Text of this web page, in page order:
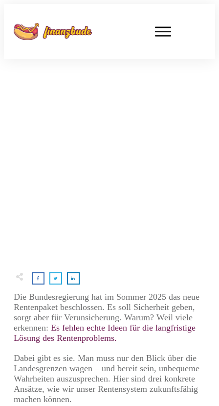
Die Bundesregierung hat im Sommer 2025 das neue
Rentenpaket beschlossen. Es soll Sicherheit geben,
sorgt aber für Verunsicherung. Warum? Weil viele
erkennen: Es fehlen echte Ideen für die langfristige
Lösung des Rentenproblems.
Dabei gibt es sie. Man muss nur den Blick über die
Landesgrenzen wagen – und bereit sein, unbequeme
Wahrheiten auszusprechen. Hier sind drei konkrete
Ansätze, wie wir unser Rentensystem zukunftsfähig
machen können.